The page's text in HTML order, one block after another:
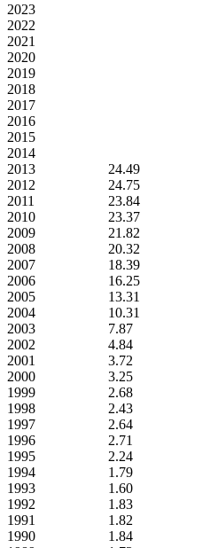
2023
2022
2021
2020
2019
2018
2017
2016
2015
2014
2013
24.49
2012
24.75
2011
23.84
2010
23.37
2009
21.82
2008
20.32
2007
18.39
2006
16.25
2005
13.31
2004
10.31
2003
7.87
2002
4.84
2001
3.72
2000
3.25
1999
2.68
1998
2.43
1997
2.64
1996
2.71
1995
2.24
1994
1.79
1993
1.60
1992
1.83
1991
1.82
1990
1.84